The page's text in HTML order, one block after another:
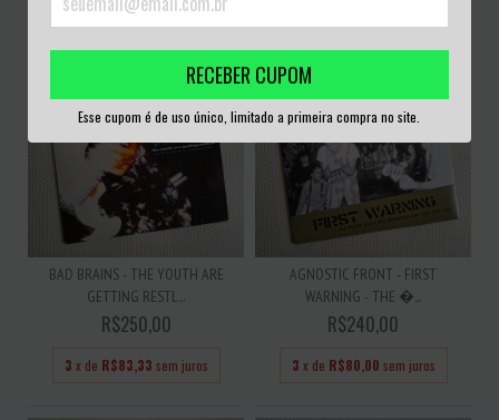
RECEBER CUPOM
Esse cupom é de uso único, limitado a primeira compra no site.
BAD BRAINS - THE YOUTH ARE
GETTING RESTL...
R$250,00
3 x de R$83,33 sem juros
AGNOSTIC FRONT - FIRST
WARNING - THE �...
R$240,00
3 x de R$80,00 sem juros